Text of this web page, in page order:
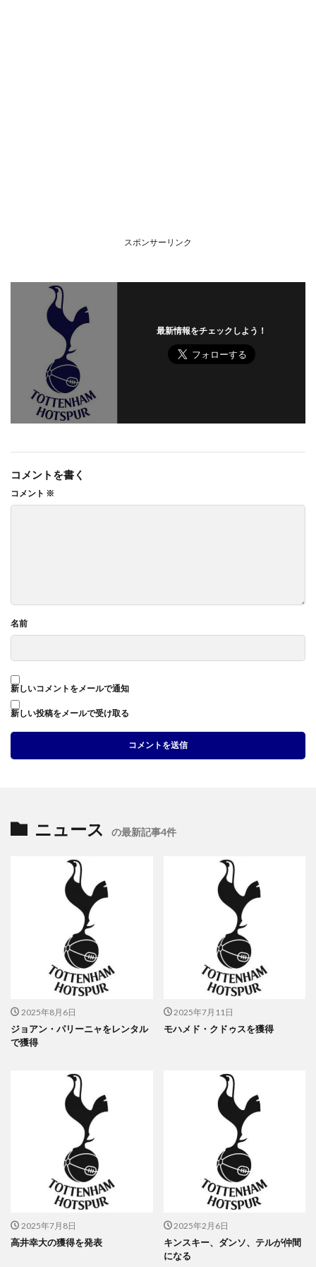
スポンサーリンク
最新情報をチェックしよう！
コメントを書く
コメント ※
名前
新しいコメントをメールで通知
新しい投稿をメールで受け取る
ニュース の最新記事4件
2025年8月6日
ジョアン・パリーニャをレンタル
で獲得
2025年7月11日
モハメド・クドゥスを獲得
2025年7月8日
高井幸大の獲得を発表
2025年2月6日
キンスキー、ダンソ、テルが仲間
になる